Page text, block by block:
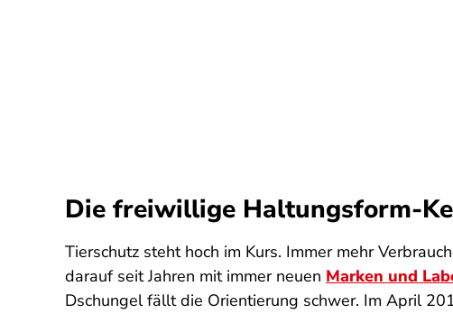
Die freiwillige Haltungsform-
Tierschutz steht hoch im Kurs. Immer mehr
darauf seit Jahren mit immer neuen Marken und
Dschungel fällt die Orientierung schwer. Im April